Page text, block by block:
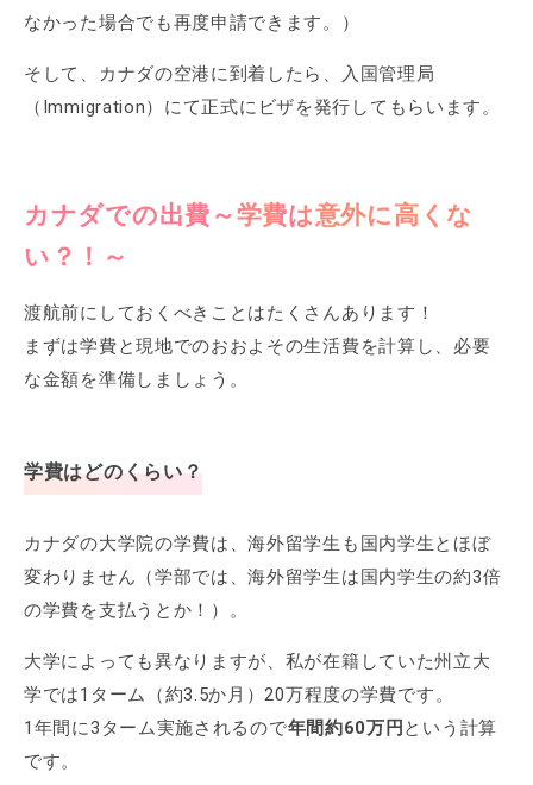
なかった場合でも再度申請できます。）
そして、カナダの空港に到着したら、入国管理局
（Immigration）にて正式にビザを発行してもらいます。
カナダでの出費～学費は意外に高くな
い？！～
渡航前にしておくべきことはたくさんあります！
まずは学費と現地でのおおよその生活費を計算し、必要
な金額を準備しましょう。
学費はどのくらい？
カナダの大学院の学費は、海外留学生も国内学生とほぼ
変わりません（学部では、海外留学生は国内学生の約3倍
の学費を支払うとか！）。
大学によっても異なりますが、私が在籍していた州立大
学では1ターム（約3.5か月）20万程度の学費です。
1年間に3ターム実施されるので年間約60万円 という計算
です。